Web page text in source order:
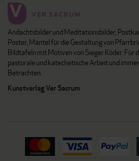
Andachtsbilder und Meditationsbilder,
Poster, Mäntel für die Gestaltung von
Bildtafeln mit Motiven von Sieger Köder. Für
pastorale und katechetische Arbeit und
Betrachten.
Kunstverlag Ver Sacrum